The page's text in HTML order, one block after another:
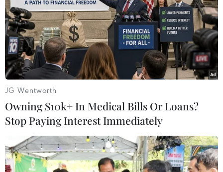
#U20 World Cup
#Ứng viên vô địch
Hàn Quốc Ukraine
Theo dõi VietnamPlus
JG Wentworth
Owning $10k+ In Medical Bills Or Loans?
Stop Paying Interest Immediately